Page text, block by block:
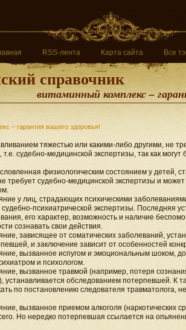
RSS-лента Карта сайта Все
справочник
витаминный комплекс –
– гарантия вашего здоровья!
тяжестью или какими-либо другими, не
судебно-медицинской экспертизы, так как
физиологическим состоянием у детей,
требует судебно-медицинской экспертизы и
у лиц, страдающих психическими
психиатрической экспертизы. Последняя
его характер, возможность и наличие
сознавать свои действия.
зависящее от соматических заболеваний,
и заключение зависит от особенностей
вызванное испугом и эмоциональным шоком,
и психологом.
вызванное травмой (например, потеря
устанавливается обследованием потерпевшей. К
по постановлению следователя травматолога,
вызванное приемом алкоголя (наркотических
Но нередко потерпевшая ссылается на